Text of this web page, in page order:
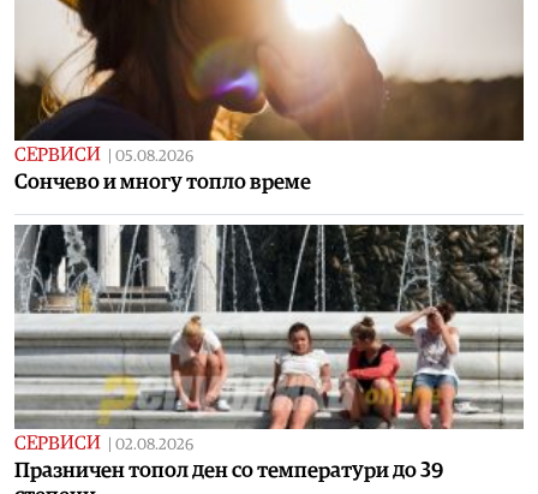
СЕРВИСИ | 05.08.2026
Сончево и многу топло време
СЕРВИСИ | 02.08.2026
Празничен топол ден со температури до 39